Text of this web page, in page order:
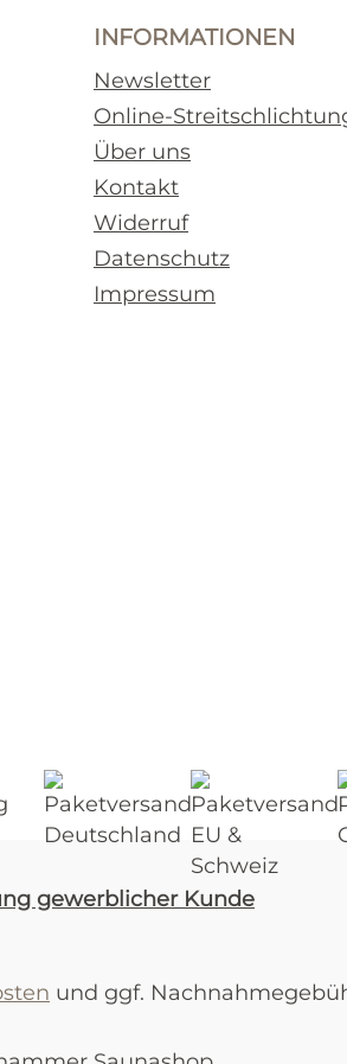
INFORMATIONEN
Newsletter
Online-
Über uns
Kontakt
Widerruf
Datenschutz
Impressum
gewerblicher Kunde
und ggf.